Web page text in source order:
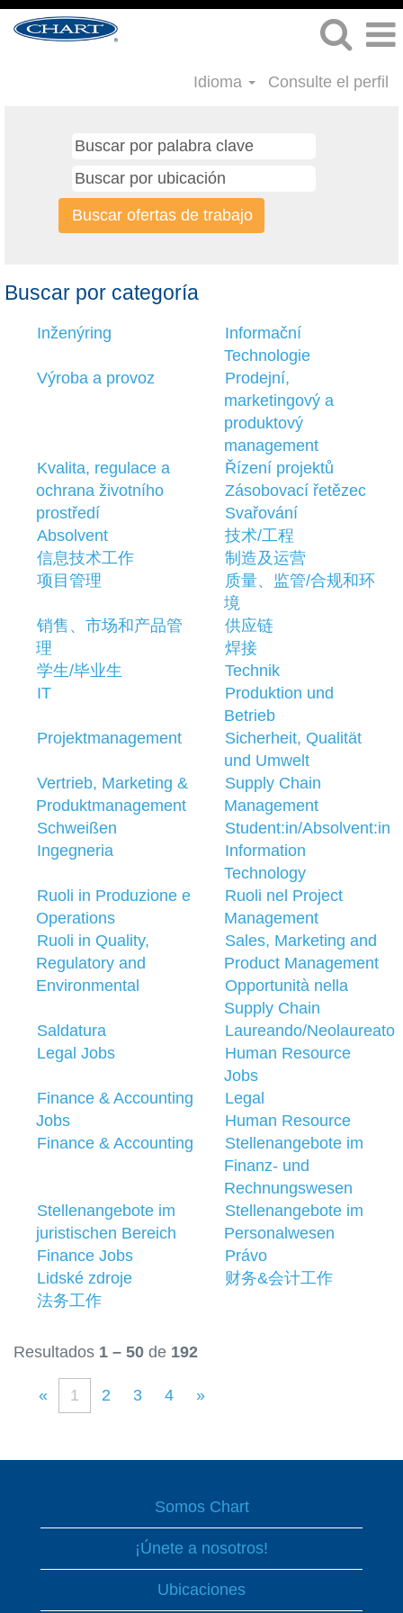
Idioma Consulte el perfil
Buscar por categoría
Inženýring
Informační
Technologie
Výroba a provoz
Prodejní,
marketingový a
produktový
management
Kvalita, regulace a
ochrana životního
prostředí
Řízení projektů
Zásobovací řetězec
Svařování
Absolvent
技术/工程
信息技术工作
制造及运营
项目管理
质量、监管/合规和环
境
销售、市场和产品管
理
供应链
焊接
学生/毕业生
Technik
IT
Produktion und
Betrieb
Projektmanagement
Sicherheit, Qualität
und Umwelt
Vertrieb, Marketing &
Produktmanagement
Supply Chain
Management
Schweißen
Student:in/Absolvent:in
Ingegneria
Information
Technology
Ruoli in Produzione e
Operations
Ruoli nel Project
Management
Ruoli in Quality,
Regulatory and
Environmental
Sales, Marketing and
Product Management
Opportunità nella
Supply Chain
Saldatura
Laureando/Neolaureato
Legal Jobs
Human Resource
Jobs
Finance & Accounting
Jobs
Legal
Human Resource
Finance & Accounting
Stellenangebote im
Finanz- und
Rechnungswesen
Stellenangebote im
juristischen Bereich
Stellenangebote im
Personalwesen
Finance Jobs
Právo
Lidské zdroje
财务&会计工作
法务工作
Resultados 1 – 50 de 192
« 1 2 3 4 »
Somos Chart
¡Únete a nosotros!
Ubicaciones